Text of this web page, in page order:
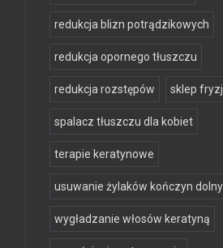
redukcja blizn potrądzikowych
redukcja opornego tłuszczu
redukcja rozstępów sklep
spalacz tłuszczu dla kobiet
terapie keratynowe
usuwanie żylaków kończyn
wygładzanie włosów keratyną